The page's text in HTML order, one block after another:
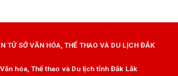
TỬ SỞ VĂN HÓA, THỂ THAO VÀ DU LỊCH ĐẮK
hóa, Thể thao và Du lịch tỉnh Đắk Lắk